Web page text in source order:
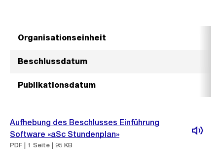
Organisationseinheit
Beschlussdatum
Publikationsdatum
Aufhebung des Beschlusses Einführung
Software «aSc Stundenplan»
PDF | 1 Seite | 95 KB